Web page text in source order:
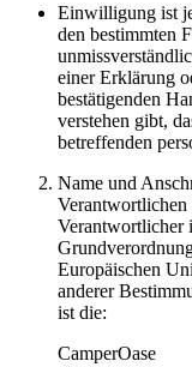
Einwilligung ist
den bestimmten
einer Erklärung
bestätigenden
verstehen gibt,
betreffenden
Name und
Verantwortlichen
Verantwortlicher
Europäischen
anderer
ist die:
CamperOase